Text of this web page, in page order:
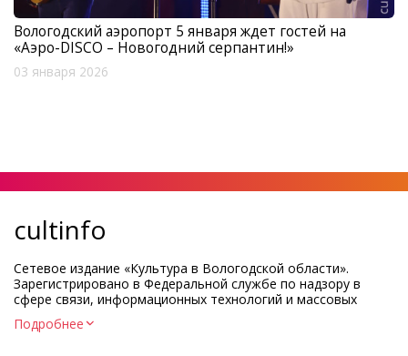
Вологодский аэропорт 5 января ждет гостей на
«Аэро-DISCO – Новогодний серпантин!»
03 января 2026
cultinfo
Сетевое издание «Культура в Вологодской области».
Зарегистрировано в Федеральной службе по надзору в
сфере связи, информационных технологий и массовых
Регистрационный номер и дата принятия решения о
Подробнее